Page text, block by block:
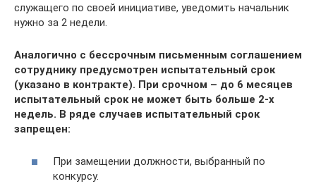
служащего по своей инициативе, уведомить начальник
нужно за 2 недели.
Аналогично с бессрочным письменным соглашением
сотруднику предусмотрен испытательный срок
(указано в контракте). При срочном – до 6 месяцев
испытательный срок не может быть больше 2-х
недель. В ряде случаев испытательный срок
запрещен:
При замещении должности, выбранный по
конкурсу.